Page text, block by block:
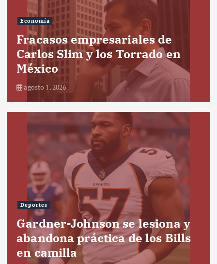
Economía
Fracasos empresariales de
Carlos Slim y los Torrado en
México
agosto 1, 2026
Deportes
Gardner-Johnson se lesiona y
abandona práctica de los Bills
en camilla